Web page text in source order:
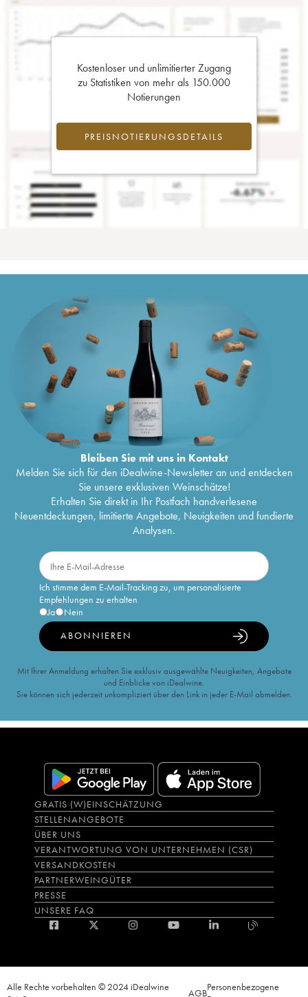
Kostenloser und unlimitierter Zugang
zu Statistiken von mehr als 150.000
Notierungen
PREISNOTIERUNGSDETAILS
Bleiben Sie mit uns in Kontakt
Melden Sie sich für den iDealwine-Newsletter an und entdecken
Sie unsere exklusiven Weinschätze!
Erhalten Sie direkt in Ihr Postfach handverlesene
Neuentdeckungen, limitierte Angebote, Neuigkeiten und fundierte
Analysen.
Ich stimme dem E-Mail-Tracking zu, um personalisierte
Empfehlungen zu erhalten
Ja
Nein
ABONNIEREN
Mit Ihrer Anmeldung erhalten Sie exklusiv ausgewählte Neuigkeiten, Angebote
und Einblicke von iDealwine.
Sie können sich jederzeit unkompliziert über den Link in jeder E-Mail abmelden.
GRATIS (W)EINSCHÄTZUNG
STELLENANGEBOTE
ÜBER UNS
VERANTWORTUNG VON UNTERNEHMEN (CSR)
VERSANDKOSTEN
PARTNERWEINGÜTER
PRESSE
UNSERE FAQ
Alle Rechte vorbehalten © 2024 iDealwine
AGBPersonenbezogene